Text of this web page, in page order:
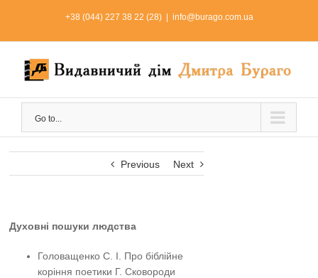
+38 (044) 227 38 22 (28) info@burago.com.ua
Go to...
Previous Next
Духовні пошуки людства
Головащенко С. І. Про біблійне
коріння поетики Г. Сковороди